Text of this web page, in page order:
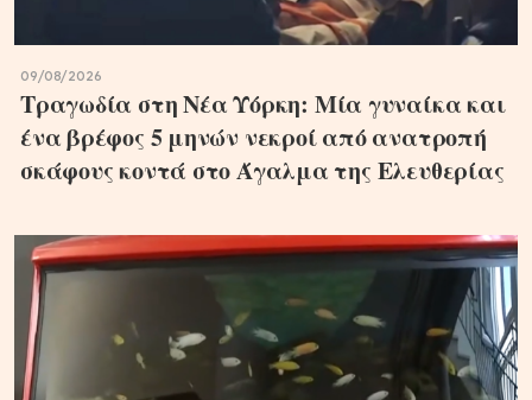
09/08/2026
Τραγωδία στη Νέα Υόρκη: Μία γυναίκα και
ένα βρέφος 5 μηνών νεκροί από ανατροπή
σκάφους κοντά στο Άγαλμα της Ελευθερίας